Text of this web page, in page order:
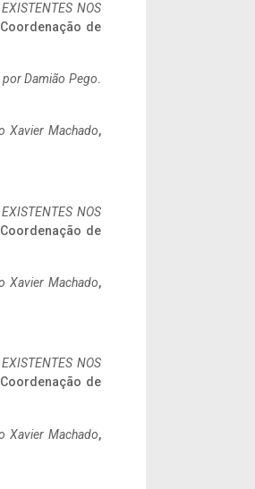
NOS
de
por Damião Pego.
Xavier Machado,
NOS
de
Xavier Machado,
NOS
de
Xavier Machado,